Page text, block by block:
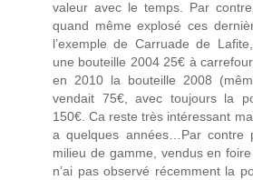
valeur avec le temps. Par
quand même explosé ces
l’exemple de Carruade de
une bouteille 2004 25€ à
en 2010 la bouteille 2008
vendait 75€, avec toujours la
150€. Ca reste très intéressant
a quelques années…Par contre
milieu de gamme, vendus en
n’ai pas observé récemment la